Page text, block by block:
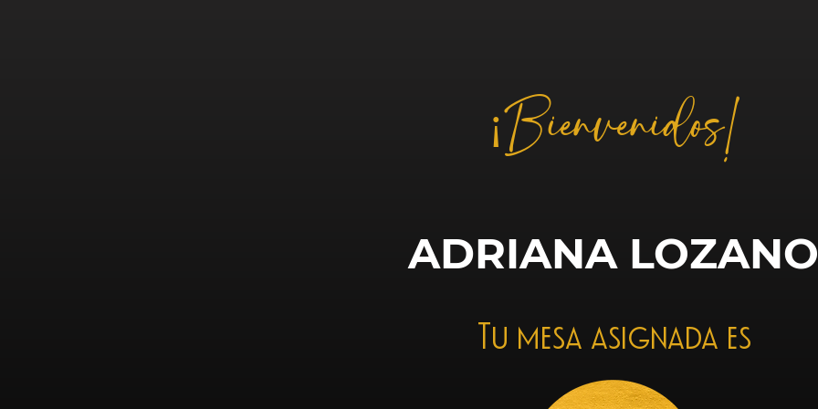
¡Bienvenidos!
ADRIANA LOZANO
Tu mesa asignada es